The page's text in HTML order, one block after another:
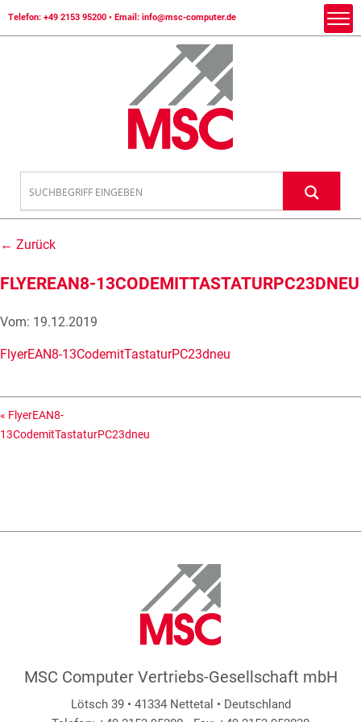
Telefon: +49 2153 95200 • Email: info@msc-computer.de
← Zurück
FLYEREAN8-13CODEMITTASTATURPC23DNEU
Vom: 19.12.2019
FlyerEAN8-13CodemitTastaturPC23dneu
« FlyerEAN8-
13CodemitTastaturPC23dneu
MSC Computer Vertriebs-Gesellschaft mbH
Lötsch 39 • 41334 Nettetal • Deutschland